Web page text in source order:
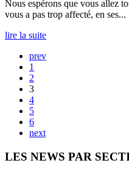
Nous espérons que vous allez
vous a pas trop affecté, en ses...
lire la suite
prev
1
2
3
4
5
6
next
LES NEWS PAR